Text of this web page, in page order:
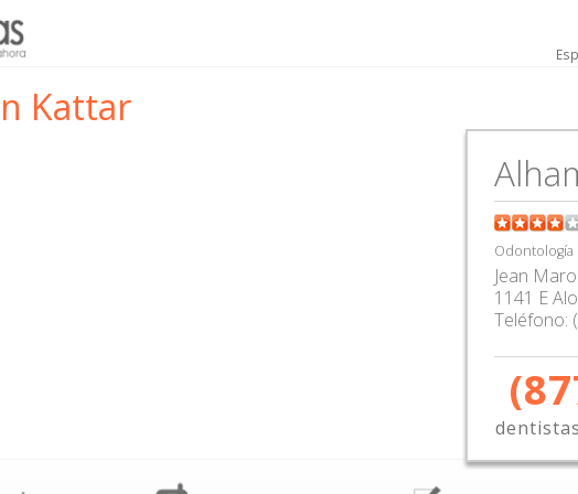
Kattar
Odontología
Jean
1141 E
Teléfono: